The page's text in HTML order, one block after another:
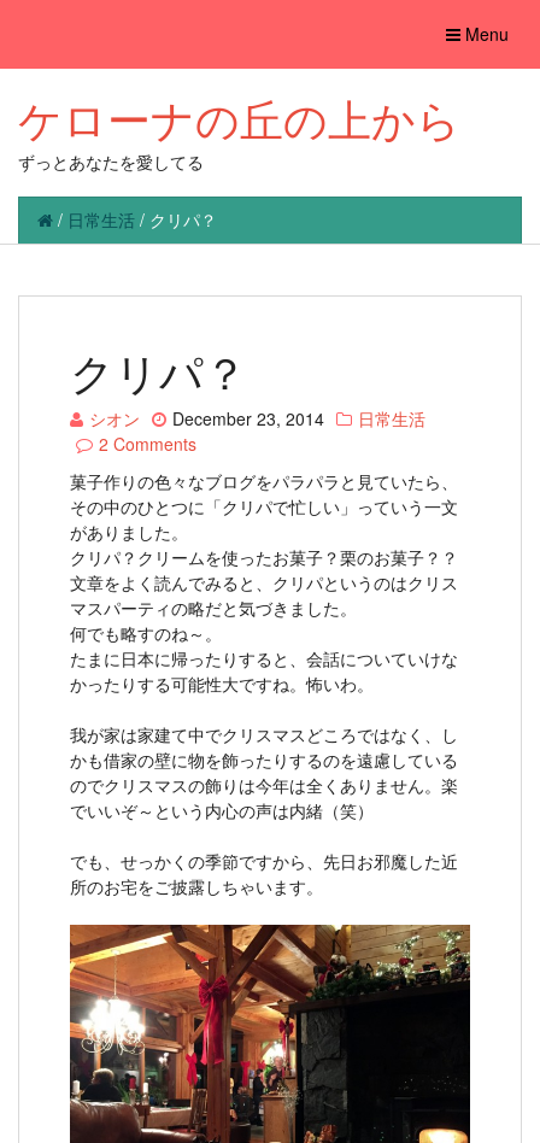
Toggle
Menu
ケローナの丘の上から
ずっとあなたを愛してる
/ 日常生活 / クリパ？
クリパ？
シオン December 23, 2014
日常生活
2 Comments
菓子作りの色々なブログをパラパラと見ていたら、
その中のひとつに「クリパで忙しい」っていう一文
がありました。
クリパ？クリームを使ったお菓子？栗のお菓子？？
文章をよく読んでみると、クリパというのはクリス
マスパーティの略だと気づきました。
何でも略すのね～。
たまに日本に帰ったりすると、会話についていけな
かったりする可能性大ですね。怖いわ。
我が家は家建て中でクリスマスどころではなく、し
かも借家の壁に物を飾ったりするのを遠慮している
のでクリスマスの飾りは今年は全くありません。楽
でいいぞ～という内心の声は内緒（笑）
でも、せっかくの季節ですから、先日お邪魔した近
所のお宅をご披露しちゃいます。